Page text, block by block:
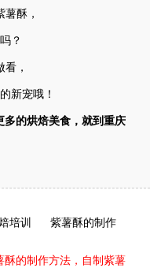
酥，
？
，
新宠哦！
的烘焙美食，就到重庆
培训
紫薯酥的制作
酥的制作方法，自制紫薯